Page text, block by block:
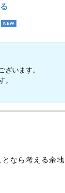
ざいます。
なら考える余地